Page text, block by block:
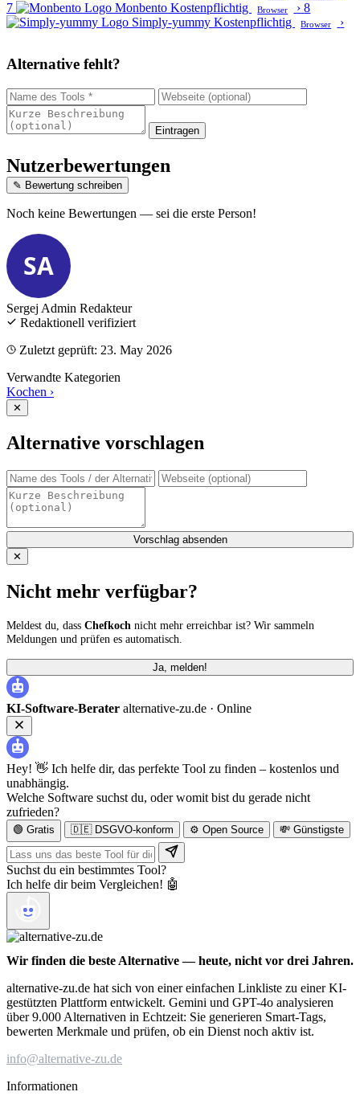
7
Monbento Kostenpflichtig Browser › 8
Simply-yummy Kostenpflichtig Browser ›
Alternative fehlt?
Eintragen
Nutzerbewertungen
✎ Bewertung schreiben
Noch keine Bewertungen — sei die erste Person!
SA
Sergej Admin Redakteur
Redaktionell verifiziert
Zuletzt geprüft: 23. May 2026
Verwandte Kategorien
Kochen ›
✕
Alternative vorschlagen
Vorschlag absenden
✕
Nicht mehr verfügbar?
Meldest du, dass Chefkoch nicht mehr erreichbar ist? Wir sammeln
Meldungen und prüfen es automatisch.
Ja, melden!
KI-Software-Berater alternative-zu.de · Online
Hey! 👋 Ich helfe dir, das perfekte Tool zu finden – kostenlos und
unabhängig.
Welche Software suchst du, oder womit bist du gerade nicht
zufrieden?
🟢 Gratis 🇩🇪 DSGVO-konform ⚙️ Open Source 💸 Günstigste
Suchst du ein bestimmtes Tool?
Ich helfe dir beim Vergleichen! 🤖
Wir finden die beste Alternative — heute, nicht vor drei Jahren.
alternative-zu.de hat sich von einer einfachen Linkliste zu einer KI-
gestützten Plattform entwickelt. Gemini und GPT-4o analysieren
über 9.000 Alternativen in Echtzeit: Sie generieren Smart-Tags,
bewerten Merkmale und prüfen, ob ein Dienst noch aktiv ist.
info@alternative-zu.de
Informationen